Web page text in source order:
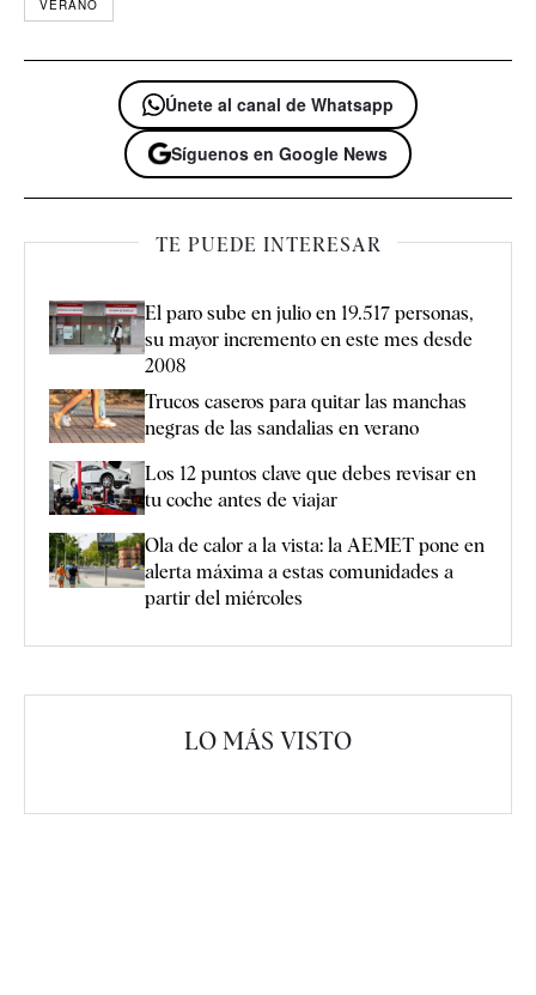
VERANO
Únete al canal de Whatsapp
Síguenos en Google News
TE PUEDE INTERESAR
El paro sube en julio en 19.517 personas,
su mayor incremento en este mes desde
2008
Trucos caseros para quitar las manchas
negras de las sandalias en verano
Los 12 puntos clave que debes revisar en
tu coche antes de viajar
Ola de calor a la vista: la AEMET pone en
alerta máxima a estas comunidades a
partir del miércoles
LO MÁS VISTO